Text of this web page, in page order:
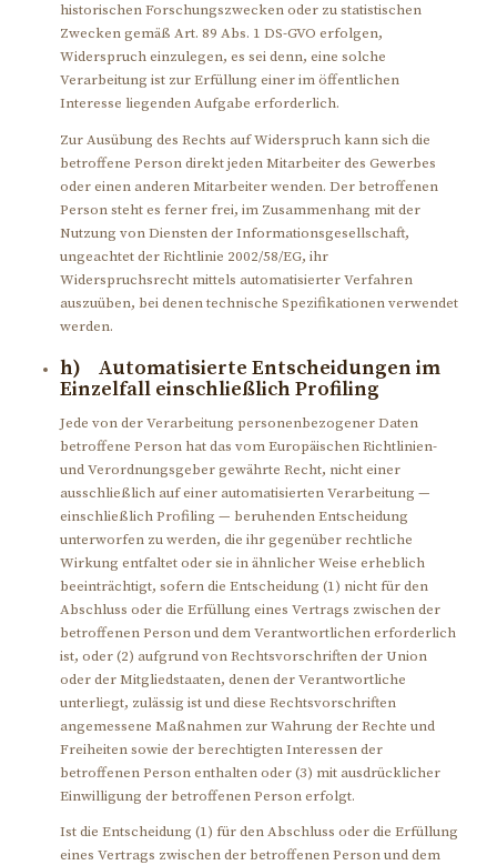
historischen Forschungszwecken oder zu statistischen
Zwecken gemäß Art. 89 Abs. 1 DS-GVO erfolgen,
Widerspruch einzulegen, es sei denn, eine solche
Verarbeitung ist zur Erfüllung einer im öffentlichen
Interesse liegenden Aufgabe erforderlich.
Zur Ausübung des Rechts auf Widerspruch kann sich die
betroffene Person direkt jeden Mitarbeiter des Gewerbes
oder einen anderen Mitarbeiter wenden. Der betroffenen
Person steht es ferner frei, im Zusammenhang mit der
Nutzung von Diensten der Informationsgesellschaft,
ungeachtet der Richtlinie 2002/58/EG, ihr
Widerspruchsrecht mittels automatisierter Verfahren
auszuüben, bei denen technische Spezifikationen verwendet
werden.
h) Automatisierte Entscheidungen im
Einzelfall einschließlich Profiling
Jede von der Verarbeitung personenbezogener Daten
betroffene Person hat das vom Europäischen Richtlinien-
und Verordnungsgeber gewährte Recht, nicht einer
ausschließlich auf einer automatisierten Verarbeitung —
einschließlich Profiling — beruhenden Entscheidung
unterworfen zu werden, die ihr gegenüber rechtliche
Wirkung entfaltet oder sie in ähnlicher Weise erheblich
beeinträchtigt, sofern die Entscheidung (1) nicht für den
Abschluss oder die Erfüllung eines Vertrags zwischen der
betroffenen Person und dem Verantwortlichen erforderlich
ist, oder (2) aufgrund von Rechtsvorschriften der Union
oder der Mitgliedstaaten, denen der Verantwortliche
unterliegt, zulässig ist und diese Rechtsvorschriften
angemessene Maßnahmen zur Wahrung der Rechte und
Freiheiten sowie der berechtigten Interessen der
betroffenen Person enthalten oder (3) mit ausdrücklicher
Einwilligung der betroffenen Person erfolgt.
Ist die Entscheidung (1) für den Abschluss oder die Erfüllung
eines Vertrags zwischen der betroffenen Person und dem